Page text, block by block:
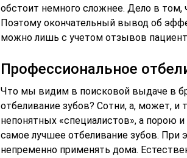
обстоит немного сложнее. Дело в том,
Поэтому окончательный вывод об
можно лишь с учетом отзывов
Профессиональное
Что мы видим в поисковой выдаче в
отбеливание зубов? Сотни, а, может,
непонятных «специалистов», а порою
самое лучшее отбеливание зубов.
непременно применять дома.